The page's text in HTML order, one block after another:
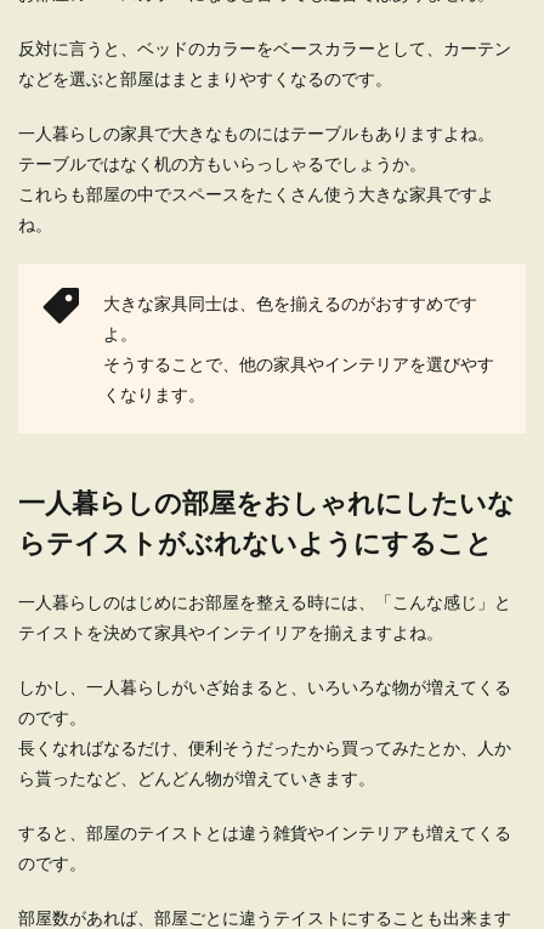
反対に言うと、ベッドのカラーをベースカラーとして、カーテン
などを選ぶと部屋はまとまりやすくなるのです。
一人暮らしの家具で大きなものにはテーブルもありますよね。
テーブルではなく机の方もいらっしゃるでしょうか。
これらも部屋の中でスペースをたくさん使う大きな家具ですよ
ね。
大きな家具同士は、色を揃えるのがおすすめです
よ。
そうすることで、他の家具やインテリアを選びやす
くなります。
一人暮らしの部屋をおしゃれにしたいな
らテイストがぶれないようにすること
一人暮らしのはじめにお部屋を整える時には、「こんな感じ」と
テイストを決めて家具やインテイリアを揃えますよね。
しかし、一人暮らしがいざ始まると、いろいろな物が増えてくる
のです。
長くなればなるだけ、便利そうだったから買ってみたとか、人か
ら貰ったなど、どんどん物が増えていきます。
すると、部屋のテイストとは違う雑貨やインテリアも増えてくる
のです。
部屋数があれば、部屋ごとに違うテイストにすることも出来ます